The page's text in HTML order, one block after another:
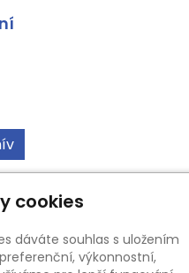
cookies
dáváte souhlas s uložením
výkonnostní,